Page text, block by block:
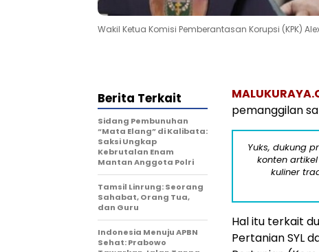
Wakil Ketua Komisi Pemberantasan Korupsi (KPK)
pemanggilan
Yuks, dukung
konten
kuliner
Hal itu terkait
Pertanian SYL
Berita Terkait
Sidang Pembunuhan
“Mata Elang” di Kalibata:
Saksi Ungkap
Kebrutalan Enam
Mantan Anggota Polri
Tamsil Linrung: Seorang
Sahabat, Orang Tua,
dan Guru
Indonesia Menuju APBN
Sehat: Prabowo